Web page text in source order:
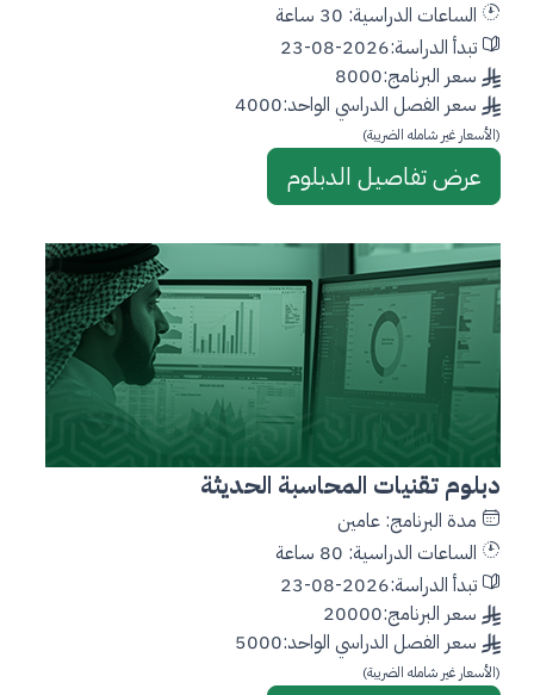
الساعات الدراسية: 30 ساعة
تبدأ الدراسة:2026-08-23
سعر البرنامج:8000
سعر الفصل الدراسي الواحد:4000
(الأسعار غير شامله الضريبة)
عرض تفاصيل الدبلوم
دبلوم تقنيات المحاسبة الحديثة
مدة البرنامج: عامين
الساعات الدراسية: 80 ساعة
تبدأ الدراسة:2026-08-23
سعر البرنامج:20000
سعر الفصل الدراسي الواحد:5000
(الأسعار غير شامله الضريبة)